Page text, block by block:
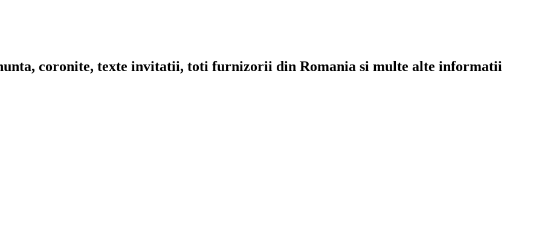
coronite, texte invitatii, toti furnizorii din Romania si multe alte informatii